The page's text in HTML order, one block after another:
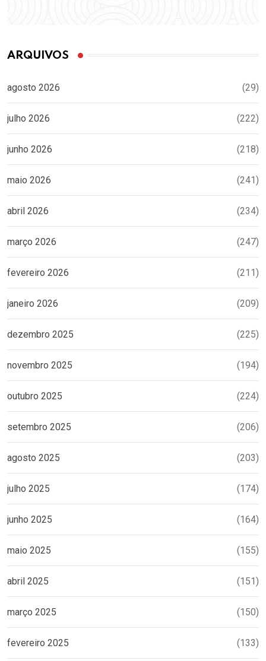
ARQUIVOS
agosto 2026 (29)
julho 2026 (222)
junho 2026 (218)
maio 2026 (241)
abril 2026 (234)
março 2026 (247)
fevereiro 2026 (211)
janeiro 2026 (209)
dezembro 2025 (225)
novembro 2025 (194)
outubro 2025 (224)
setembro 2025 (206)
agosto 2025 (203)
julho 2025 (174)
junho 2025 (164)
maio 2025 (155)
abril 2025 (151)
março 2025 (150)
fevereiro 2025 (133)